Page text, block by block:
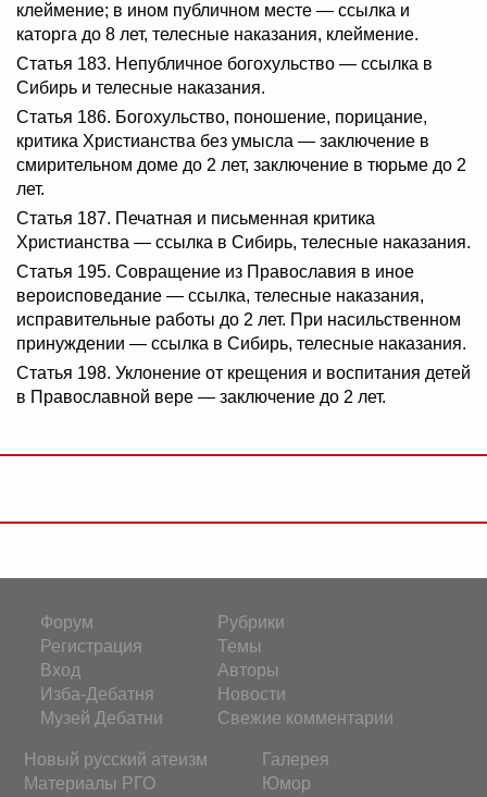
клеймение; в ином публичном месте — ссылка и
каторга до 8 лет, телесные наказания, клеймение.
Статья 183. Непубличное богохульство — ссылка в
Сибирь и телесные наказания.
Статья 186. Богохульство, поношение, порицание,
критика Христианства без умысла — заключение в
смирительном доме до 2 лет, заключение в тюрьме до 2
лет.
Статья 187. Печатная и письменная критика
Христианства — ссылка в Сибирь, телесные наказания.
Статья 195. Совращение из Православия в иное
вероисповедание — ссылка, телесные наказания,
исправительные работы до 2 лет. При насильственном
принуждении — ссылка в Сибирь, телесные наказания.
Статья 198. Уклонение от крещения и воспитания детей
в Православной вере — заключение до 2 лет.
Форум
Регистрация
Вход
Изба-Дебатня
Музей Дебатни
Рубрики
Темы
Авторы
Новости
Свежие комментарии
Новый русский атеизм
Материалы РГО
Галерея
Юмор